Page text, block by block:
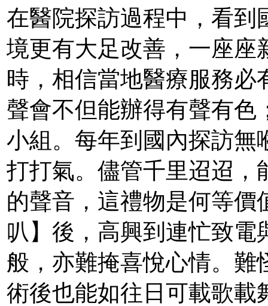
在醫院探訪過程中，看到
境更有大足改善，一座座
時，相信當地醫療服務必
聲會不但能辦得有聲有色
小組。每年到國內探訪無
打打氣。儘管千里迢迢，
的聲音，這禮物是何等價
叭】後，高興到連忙致電
般，亦難掩喜悅心情。難
術後也能如往日可載歌載